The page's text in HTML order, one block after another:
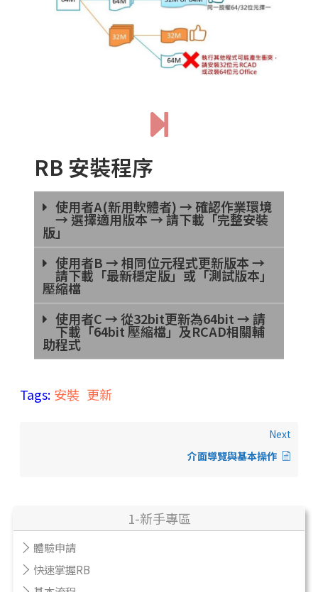
1-新手專區
體驗申請
快速掌握RB
RB 安裝程序
使用者A(新用軟體者) → 確認作業環境
→ 選擇適用版本 → 請下載「完整安裝
版」
使用者B → 相同位元程式更新版本 →
請下載「最新穩定版」或「測試版本」
壓縮檔
使用者C → 從32bit更新為64bit → 請
下載「64bit 壓縮檔」及RCAD相關輔
助程式
Tags: 安裝 更新
Next
介面導覽與基本操作